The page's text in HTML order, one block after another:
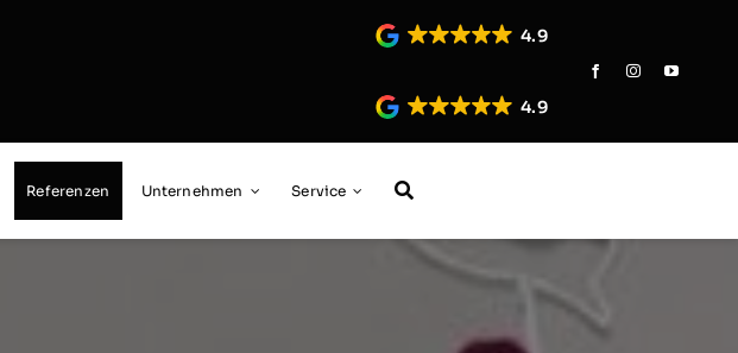
4.9
4.9
Referenzen Unternehmen Service